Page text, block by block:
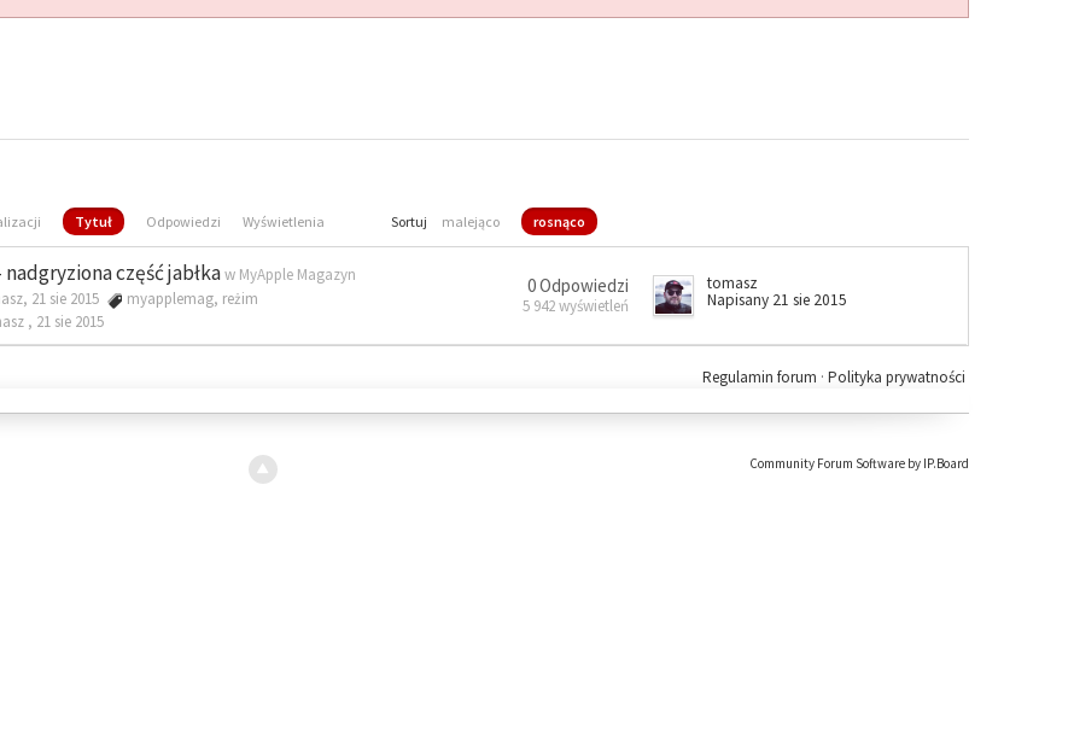
Tytuł Odpowiedzi Wyświetlenia Sortuj malejąco rosnąco
część jabłkaw MyApple Magazyn
21 sie 2015
myapplemag, reżim
, 21 sie 2015
0 Odpowiedzi
5 942 wyświetleń
tomasz
Napisany 21 sie 2015
Polityka prywatności
Regulamin forum ·
Community Forum Software by IP.Board